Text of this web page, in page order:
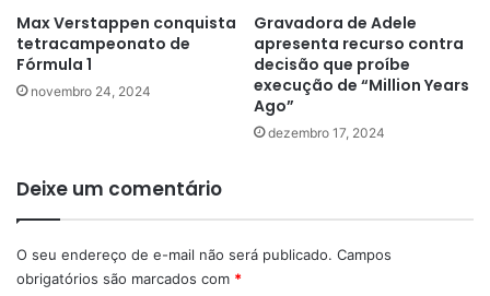
Max Verstappen conquista
tetracampeonato de
Fórmula 1
novembro 24, 2024
Gravadora de Adele
apresenta recurso contra
decisão que proíbe
execução de “Million Years
Ago”
dezembro 17, 2024
Deixe um comentário
O seu endereço de e-mail não será publicado. Campos
obrigatórios são marcados com *